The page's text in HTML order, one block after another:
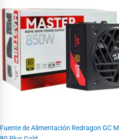
Fuente de Alimentación Redragon GC